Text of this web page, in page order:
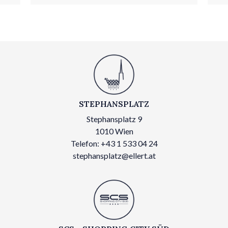
STEPHANSPLATZ
Stephansplatz 9
1010 Wien
Telefon: +43 1 533 04 24
stephansplatz@ellert.at